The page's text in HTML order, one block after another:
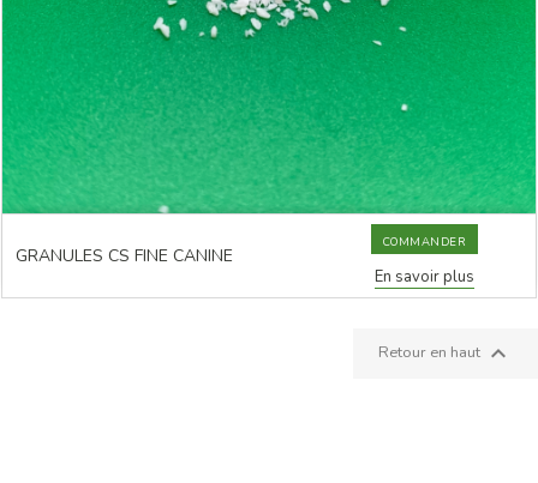
GRANULES CS FINE CANINE
COMMANDER
En savoir plus
Retour en haut 